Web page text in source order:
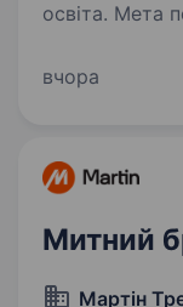
освіта. Мета посади: Забезпечення ефективної
документів,
вчора
Митний
Мартін